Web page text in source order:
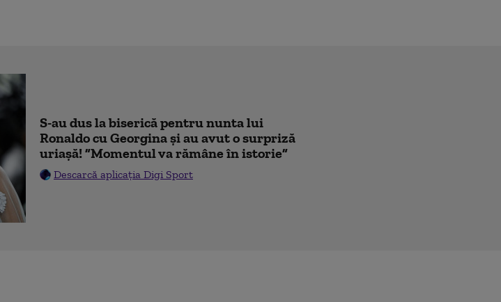
S-au dus la biserică pentru nunta lui
Ronaldo cu Georgina și au avut o surpriză
uriașă! ”Momentul va rămâne în istorie”
Descarcă aplicația Digi Sport